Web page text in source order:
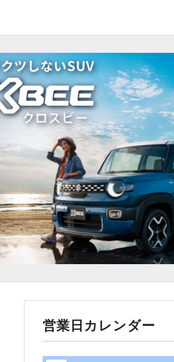
営業日カレンダー